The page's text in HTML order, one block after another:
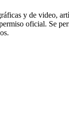
y de video,
oficial. Se